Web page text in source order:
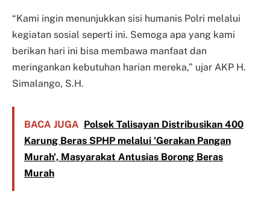
“Kami ingin menunjukkan sisi humanis Polri melalui
kegiatan sosial seperti ini. Semoga apa yang kami
berikan hari ini bisa membawa manfaat dan
meringankan kebutuhan harian mereka,” ujar AKP H.
Simalango, S.H.
BACA JUGA Polsek Talisayan Distribusikan 400
Karung Beras SPHP melalui 'Gerakan Pangan
Murah', Masyarakat Antusias Borong Beras
Murah